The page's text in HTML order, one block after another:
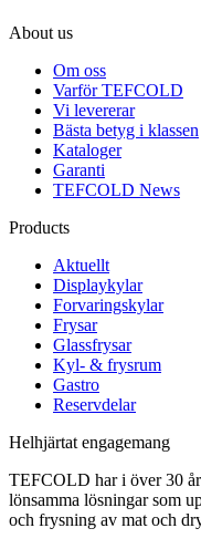
About us
Om oss
Varför TEFCOLD
Vi levererar
Bästa betyg i klassen
Kataloger
Garanti
TEFCOLD News
Products
Aktuellt
Displaykylar
Forvaringskylar
Frysar
Glassfrysar
Kyl- & frysrum
Gastro
Reservdelar
Helhjärtat engagemang
TEFCOLD har i över 30
lönsamma lösningar som
och frysning av mat och